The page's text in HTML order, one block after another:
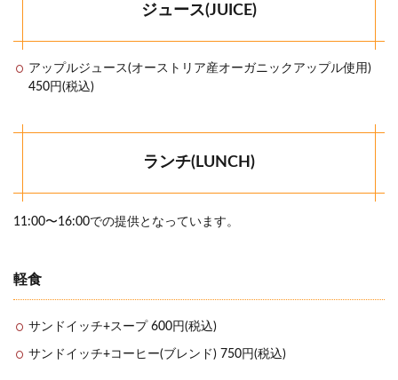
ジュース(JUICE)
アップルジュース(オーストリア産オーガニックアップル使用)
450円(税込)
ランチ(LUNCH)
11:00〜16:00での提供となっています。
軽食
サンドイッチ+スープ 600円(税込)
サンドイッチ+コーヒー(ブレンド) 750円(税込)